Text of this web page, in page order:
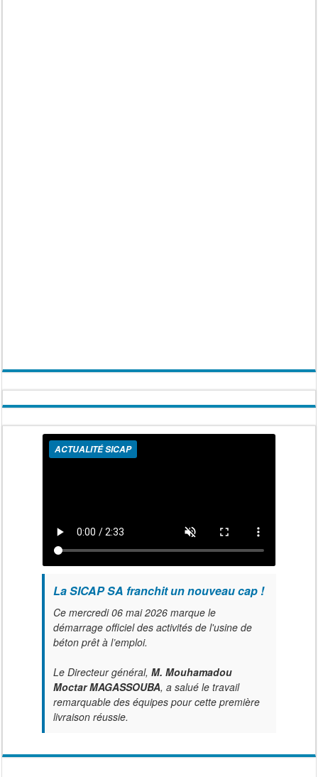
ACTUALITÉ SICAP
La SICAP SA franchit un nouveau cap !
Ce mercredi 06 mai 2026 marque le
démarrage officiel des activités de l'usine de
béton prêt à l’emploi.
Le Directeur général, M. Mouhamadou
Moctar MAGASSOUBA, a salué le travail
remarquable des équipes pour cette première
livraison réussie.